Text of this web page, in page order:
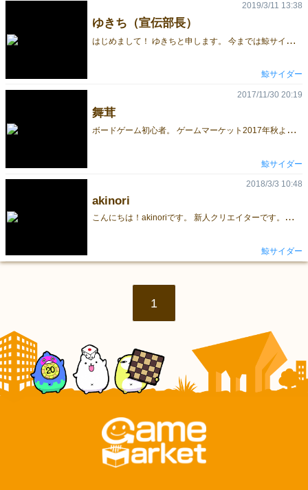
ゆきち（宣伝部長）
は
じめまして！ ゆきちと申します。 今までは鯨サイダーの広報担当として、 公式サイトの更新やTwitterの更新など 販促をメインにお手伝いさせて頂いておりました。 この度、ゲムマ2019春に自身が手掛けるゲームを出すことになりました！ 新参者ですがどうぞ宜しくお願い致します♪
2019/3/11 13:38
鯨サイダー
舞茸
ボ
ードゲーム初心者。 ゲームマーケット2017年秋より初参戦！ よろしくお願いします！
2017/11/30 20:19
鯨サイダー
akinori
こ
んにちは！akinoriです。 新人クリエイターです。どうぞよろしくお願いいたします。 みんなで盛り上げていきましょう(*'▽')
2018/3/3 10:48
鯨サイダー
1